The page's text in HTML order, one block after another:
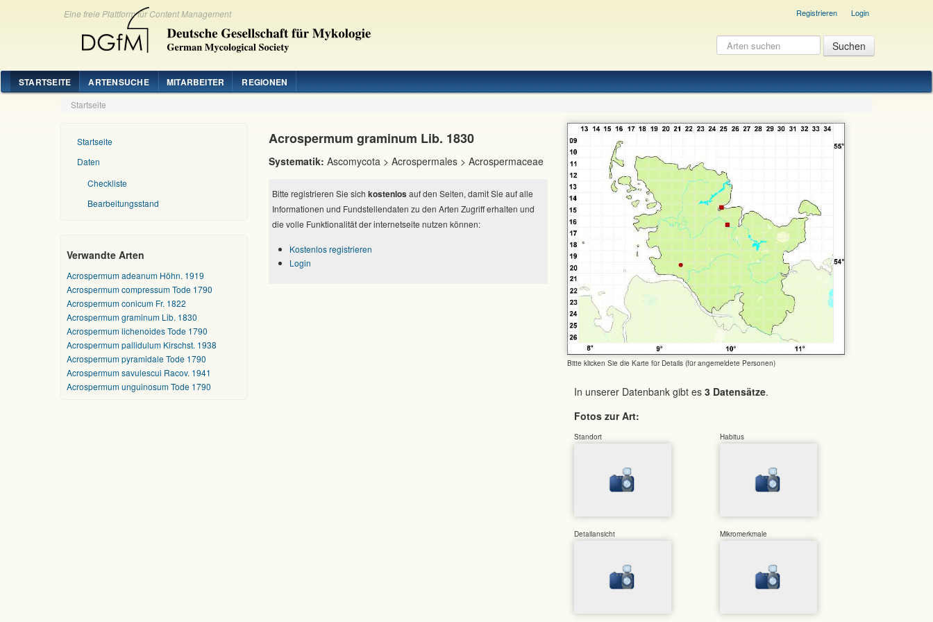
Eine freie Plattform für Content Management Registrieren Login
STARTSEITE ARTENSUCHE MITARBEITER REGIONEN
Startseite
Startseite
Daten
Checkliste
Bearbeitungsstand
Verwandte Arten
Acrospermum adeanum Höhn. 1919
Acrospermum compressum Tode 1790
Acrospermum conicum Fr. 1822
Acrospermum graminum Lib. 1830
Acrospermum lichenoides Tode 1790
Acrospermum pallidulum Kirschst. 1938
Acrospermum pyramidale Tode 1790
Acrospermum savulescui Racov. 1941
Acrospermum unguinosum Tode 1790
Bitte klicken Sie die Karte für Details (für angemeldete Personen)
In unserer Datenbank gibt es 3 Datensätze.
Fotos zur Art:
Standort Habitus
Detailansicht Mikromerkmale
Acrospermum graminum Lib. 1830
Systematik: Ascomycota > Acrospermales > Acrospermaceae
Bitte registrieren Sie sich kostenlos auf den Seiten, damit Sie auf alle
Informationen und Fundstellendaten zu den Arten Zugriff erhalten und
die volle Funktionalität der internetseite nutzen können:
Kostenlos registrieren
Login